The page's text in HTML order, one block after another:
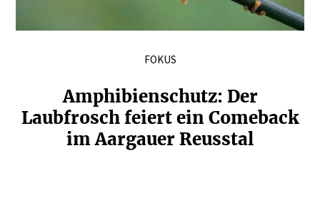
FOKUS
Amphi­bi­en­schutz: Der
Laubfrosch feiert ein Comeback
im Aargauer Reusstal